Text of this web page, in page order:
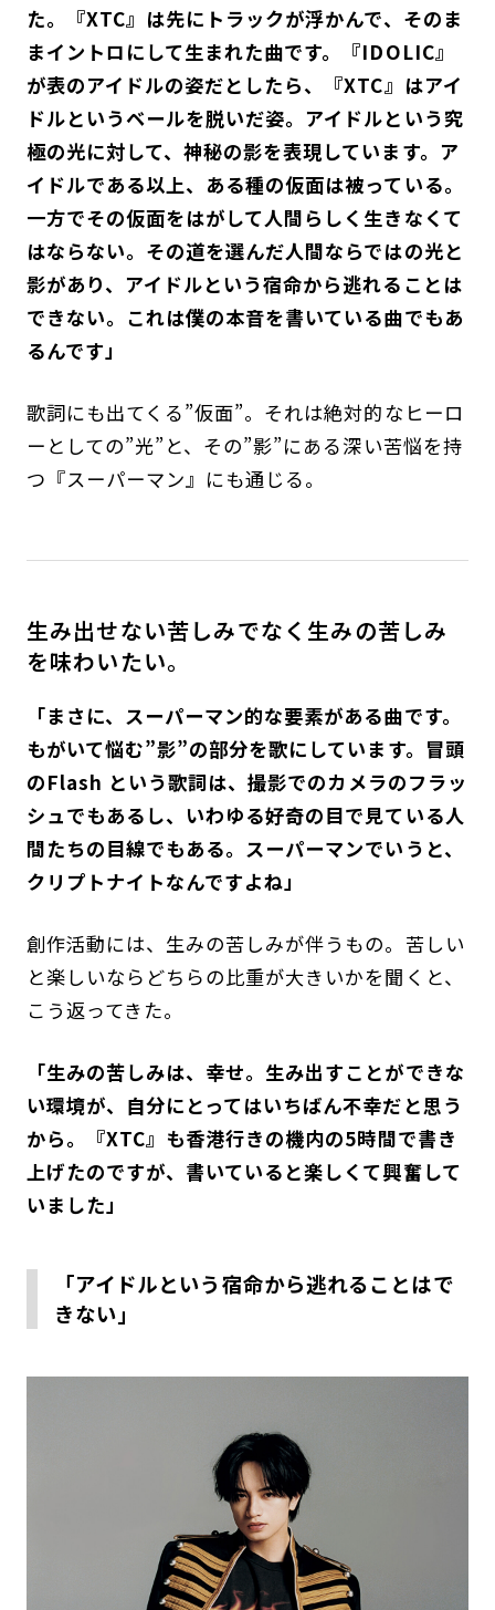
た。『XTC』は先にトラックが浮かんで、そのま
まイントロにして生まれた曲です。『IDOLIC』
が表のアイドルの姿だとしたら、『XTC』はアイ
ドルというベールを脱いだ姿。アイドルという究
極の光に対して、神秘の影を表現しています。ア
イドルである以上、ある種の仮面は被っている。
一方でその仮面をはがして人間らしく生きなくて
はならない。その道を選んだ人間ならではの光と
影があり、アイドルという宿命から逃れることは
できない。これは僕の本音を書いている曲でもあ
るんです」
歌詞にも出てくる”仮面”。それは絶対的なヒーロ
ーとしての”光”と、その”影”にある深い苦悩を持
つ『スーパーマン』にも通じる。
生み出せない苦しみでなく生みの苦しみ
を味わいたい。
「まさに、スーパーマン的な要素がある曲です。
もがいて悩む”影”の部分を歌にしています。冒頭
のFlash という歌詞は、撮影でのカメラのフラッ
シュでもあるし、いわゆる好奇の目で見ている人
間たちの目線でもある。スーパーマンでいうと、
クリプトナイトなんですよね」
創作活動には、生みの苦しみが伴うもの。苦しい
と楽しいならどちらの比重が大きいかを聞くと、
こう返ってきた。
「生みの苦しみは、幸せ。生み出すことができな
い環境が、自分にとってはいちばん不幸だと思う
から。『XTC』も香港行きの機内の5時間で書き
上げたのですが、書いていると楽しくて興奮して
いました」
「アイドルという宿命から逃れることはで
きない」